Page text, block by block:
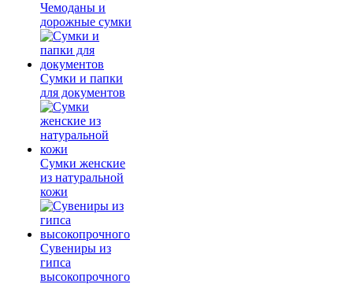
Чемоданы и
дорожные сумки
Сумки и папки
для документов
Сумки женские
из натуральной
кожи
Сувениры из
гипса
высокопрочного